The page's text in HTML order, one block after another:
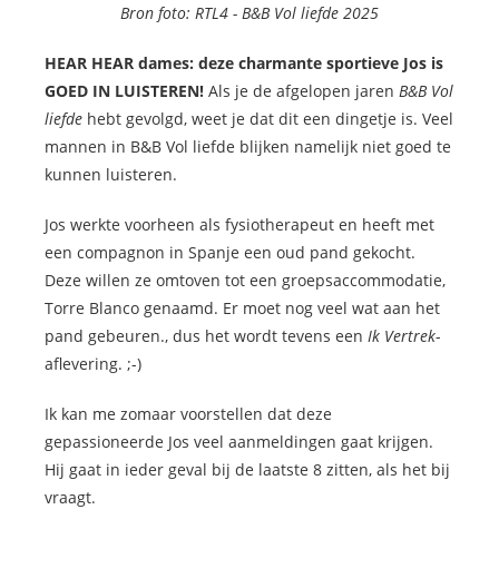
Bron foto: RTL4 - B&B Vol liefde 2025
HEAR HEAR dames: deze charmante sportieve Jos is
GOED IN LUISTEREN! Als je de afgelopen jaren B&B Vol
liefde hebt gevolgd, weet je dat dit een dingetje is. Veel
mannen in B&B Vol liefde blijken namelijk niet goed te
kunnen luisteren.
Jos werkte voorheen als fysiotherapeut en heeft met
een compagnon in Spanje een oud pand gekocht.
Deze willen ze omtoven tot een groepsaccommodatie,
Torre Blanco genaamd. Er moet nog veel wat aan het
pand gebeuren., dus het wordt tevens een Ik Vertrek-
aflevering. ;-)
Ik kan me zomaar voorstellen dat deze
gepassioneerde Jos veel aanmeldingen gaat krijgen.
Hij gaat in ieder geval bij de laatste 8 zitten, als het bij
vraagt.